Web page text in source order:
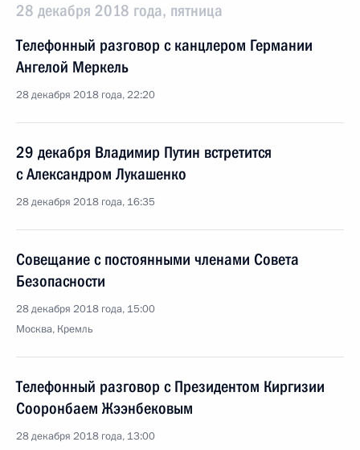
28 декабря 2018 года, пятница
Телефонный разговор с канцлером Германии
Ангелой Меркель
28 декабря 2018 года, 22:20
29 декабря Владимир Путин встретится
с Александром Лукашенко
28 декабря 2018 года, 16:35
Совещание с постоянными членами Совета
Безопасности
28 декабря 2018 года, 15:00
Москва, Кремль
Телефонный разговор с Президентом Киргизии
Сооронбаем Жээнбековым
28 декабря 2018 года, 13:00